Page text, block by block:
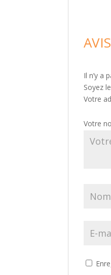
AVIS
Il n’y a
Soyez
Votre
Votre